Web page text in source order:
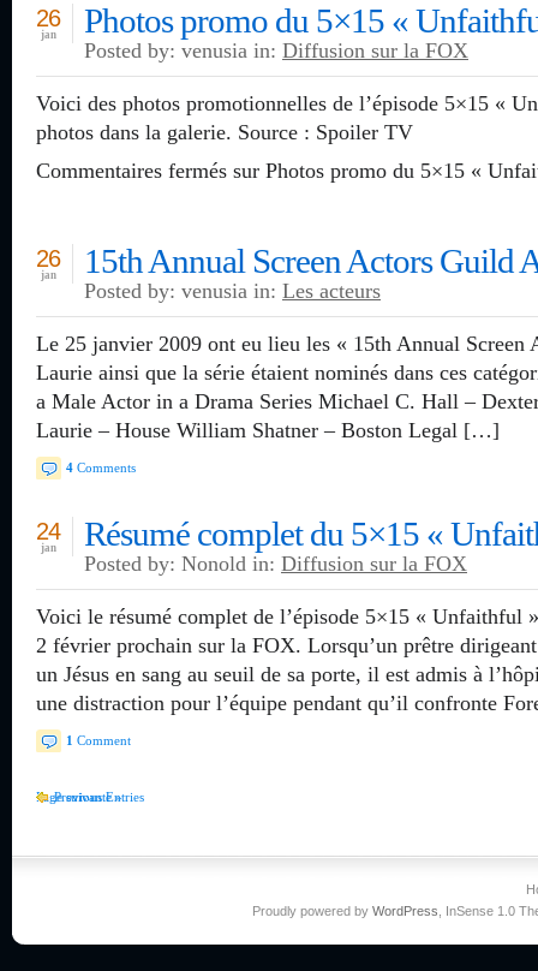
Photos promo du 5×15 «
26
jan
Posted by: venusia in: Diffusion sur la FOX
Voici des photos promotionnelles de l’épisode 5×15 «
photos dans la galerie. Source : Spoiler TV
Commentaires fermés sur Photos promo du 5×15 «
15th Annual Screen Actors Guild
26
jan
Posted by: venusia in: Les acteurs
Le 25 janvier 2009 ont eu lieu les « 15th Annual Screen
Laurie ainsi que la série étaient nominés dans ces
a Male Actor in a Drama Series Michael C. Hall –
Laurie – House William Shatner – Boston Legal […]
4 Comments
Résumé complet du 5×15 «
24
jan
Posted by: Nonold in: Diffusion sur la FOX
Voici le résumé complet de l’épisode 5×15 « Unfaithful
2 février prochain sur la FOX. Lorsqu’un prêtre
un Jésus en sang au seuil de sa porte, il est admis à
une distraction pour l’équipe pendant qu’il confronte
1 Comment
Previous Entries
Page suivante »
Proudly powered by WordPress , InSense 1.0